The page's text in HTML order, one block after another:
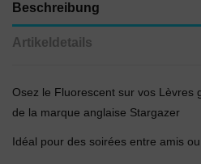
Beschreibung
Artikeldetails
Osez le Fluorescent sur vos Lèvres
de la marque anglaise Stargazer
Idéal pour des soirées entre amis